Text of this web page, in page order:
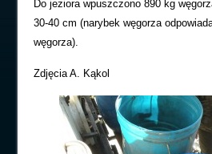
Do jeziora wpuszczono 890 kg
30-40 cm (narybek węgorza
węgorza).
Zdjęcia A. Kąkol